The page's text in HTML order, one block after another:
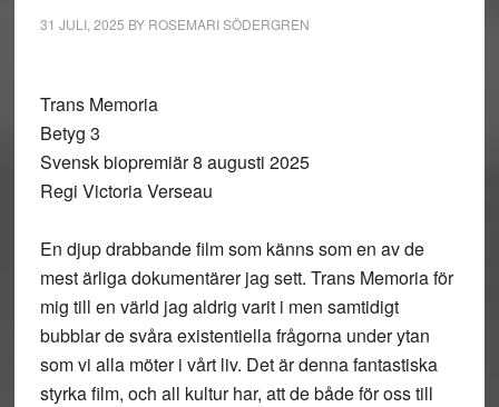
31 JULI, 2025 BY ROSEMARI SÖDERGREN
Trans Memoria
Betyg 3
Svensk biopremiär 8 augusti 2025
Regi Victoria Verseau
En djup drabbande film som känns som en av de
mest ärliga dokumentärer jag sett. Trans Memoria för
mig till en värld jag aldrig varit i men samtidigt
bubblar de svåra existentiella frågorna under ytan
som vi alla möter i vårt liv. Det är denna fantastiska
styrka film, och all kultur har, att de både för oss till